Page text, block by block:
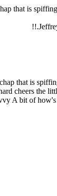
old chap that
old chap
pot Richard
bevvy A bit